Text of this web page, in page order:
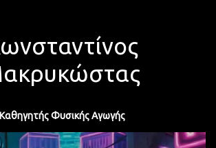
ΚαθηγητήςΦυσικής Αγωγής